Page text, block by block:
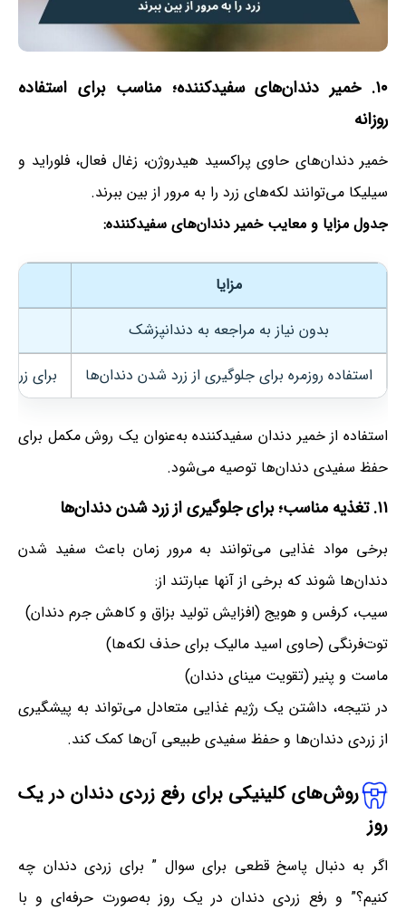
۱۰. خمیر دندان‌های سفیدکننده؛ مناسب برای استفاده
روزانه
خمیر دندان‌های حاوی پراکسید هیدروژن، زغال فعال، فلوراید و
سیلیکا می‌توانند لکه‌های زرد را به مرور از بین ببرند.
جدول مزایا و معایب خمیر دندان‌های سفیدکننده:
مزایا
بدون نیاز به مراجعه به دندانپزشک
استفاده روزمره برای جلوگیری از زرد شدن دندان‌ها
برای
استفاده از خمیر دندان سفیدکننده به‌عنوان یک روش مکمل برای
حفظ سفیدی دندان‌ها توصیه می‌شود.
۱۱. تغذیه مناسب؛ برای جلوگیری از زرد شدن دندان‌ها
برخی مواد غذایی می‌توانند به مرور زمان باعث سفید شدن
دندان‌ها شوند که برخی از آنها عبارتند از:
سیب، کرفس و هویج (افزایش تولید بزاق و کاهش جرم دندان)
توت‌فرنگی (حاوی اسید مالیک برای حذف لکه‌ها)
ماست و پنیر (تقویت مینای دندان)
در نتیجه، داشتن یک رژیم غذایی متعادل می‌تواند به پیشگیری
از زردی دندان‌ها و حفظ سفیدی طبیعی آن‌ها کمک کند.
روش‌های کلینیکی برای رفع زردی دندان در یک
روز
اگر به دنبال پاسخ قطعی برای سوال ” برای زردی دندان چه
کنیم؟” و رفع زردی دندان در یک روز به‌صورت حرفه‌ای و با